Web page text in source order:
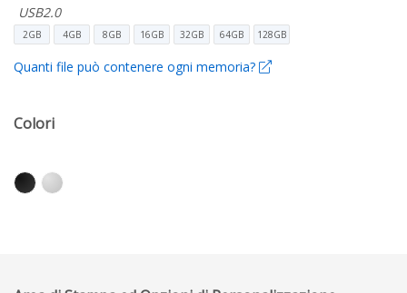
USB2.0
2GB 4GB 8GB 16GB 32GB 64GB 128GB
Quanti file può contenere ogni memoria?
Colori